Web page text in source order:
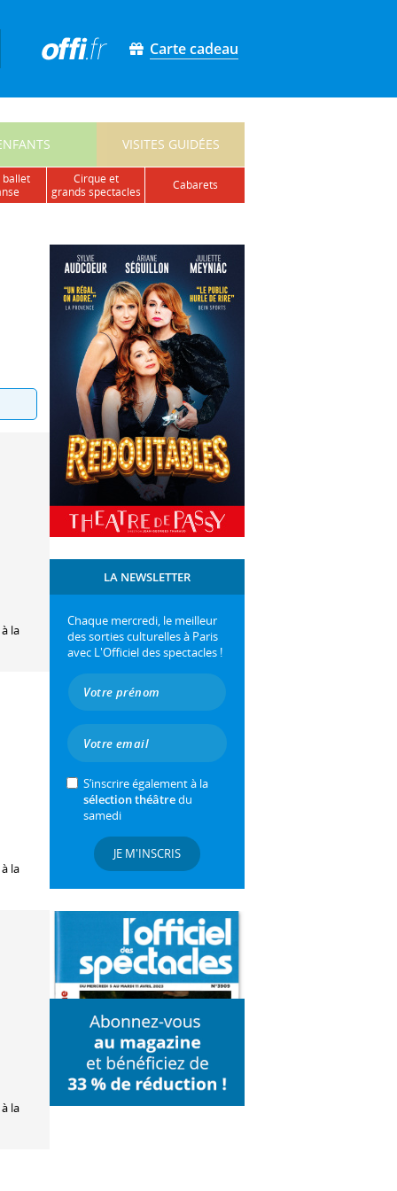
Carte cadeau
VISITES GUIDÉES
ballet
cirque et
grands spectacles
cabarets
la
la
la
LA NEWSLETTER
Chaque mercredi, le meilleur
des sorties culturelles à Paris
avec L'Officiel des spectacles !
S’inscrire également à la
sélection théâtredu
samedi
JE M'INSCRIS